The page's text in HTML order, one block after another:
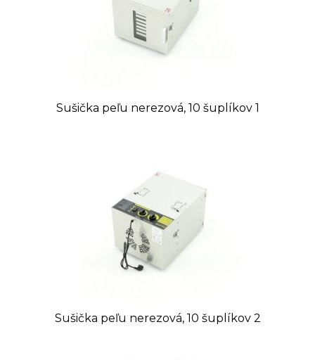
Sušička peľu nerezová, 10 šuplíkov 1
Sušička peľu nerezová, 10 šuplíkov 2